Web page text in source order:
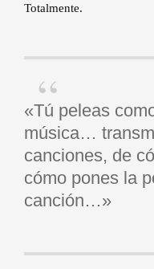
Totalmente.
«Tú peleas
música…
canciones, de
cómo pones la
canción…»